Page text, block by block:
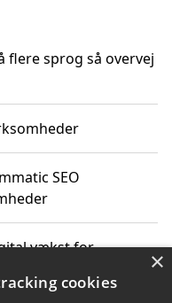
flere sprog så overvej
SEO
vækst for
×
cookies